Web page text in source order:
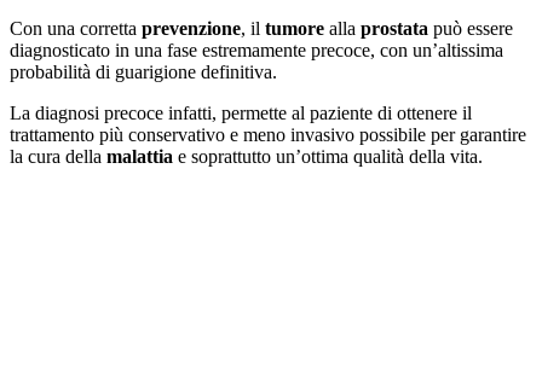
Con una corretta prevenzione, il tumore alla prostata può essere
diagnosticato in una fase estremamente precoce, con un’altissima
probabilità di guarigione definitiva.
La diagnosi precoce infatti, permette al paziente di ottenere il
trattamento più conservativo e meno invasivo possibile per garantire
la cura della malattia e soprattutto un’ottima qualità della vita.